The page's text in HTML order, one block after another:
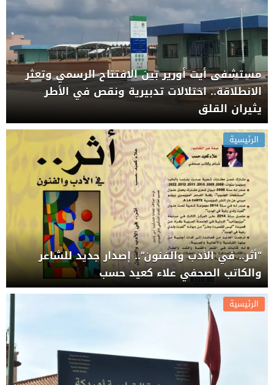
مستشفى أيت أورير بين الافتتاح الرسمي وتعثر
الانطلاقة.. اختلالات تدبيرية ونقص في الأطر
يثيران القلق
الرئيسية
“أثر.. في الأدب والفنون”.. إصدار جديد للشاعر
والكاتب الصحفي علاء كعيد حسب
الرئيسية